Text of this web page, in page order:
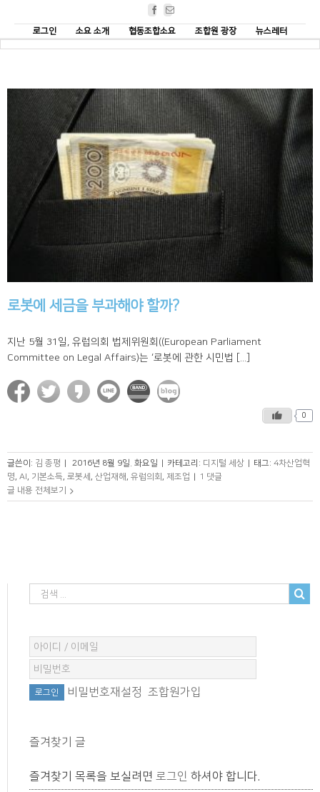
Facebook
로그인
소요 소개 협동조합소요 조합원 광장 뉴스레터
로봇에 세금을 부과해야 할까?
지난 5월 31일, 유럽의회 법제위원회((European Parliament
Committee on Legal Affairs)는 ‘로봇에 관한 시민법 [...]
0
글쓴이: 김 종평 | 2016년 8월 9일. 화요일 | 카테고리: 디지털 세상 | 태그: 4차산업혁
명, AI, 기본소득, 로봇세 , 산업재해 , 유럽의회 , 제조업 |
1 댓글
글 내용 전체보기
비밀번호재설정 조합원가입
즐겨찾기 글
즐겨찾기 목록을 보실려면 로그인 하셔야 합니다.